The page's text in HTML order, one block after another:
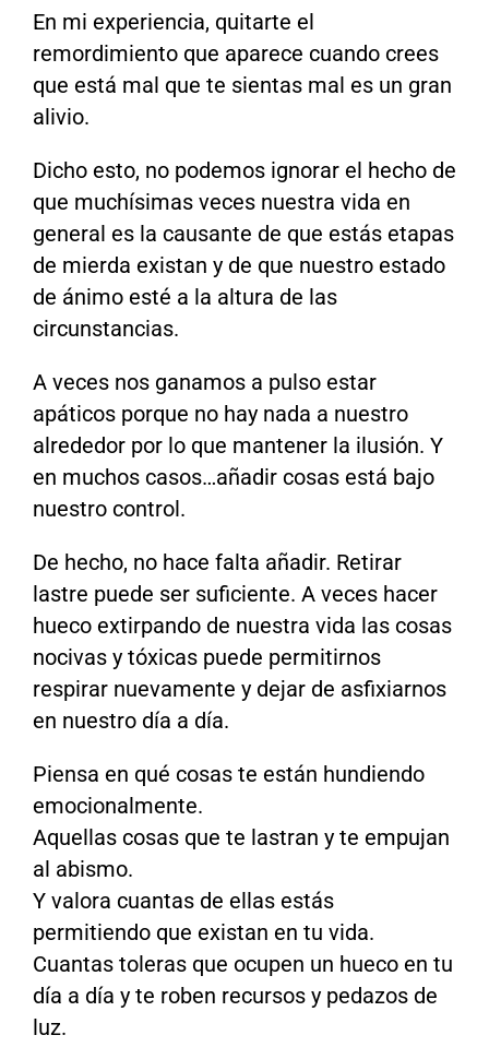
En mi experiencia, quitarte el
remordimiento que aparece cuando crees
que está mal que te sientas mal es un gran
alivio.
Dicho esto, no podemos ignorar el hecho de
que muchísimas veces nuestra vida en
general es la causante de que estás etapas
de mierda existan y de que nuestro estado
de ánimo esté a la altura de las
circunstancias.
A veces nos ganamos a pulso estar
apáticos porque no hay nada a nuestro
alrededor por lo que mantener la ilusión. Y
en muchos casos…añadir cosas está bajo
nuestro control.
De hecho, no hace falta añadir. Retirar
lastre puede ser suficiente. A veces hacer
hueco extirpando de nuestra vida las cosas
nocivas y tóxicas puede permitirnos
respirar nuevamente y dejar de asfixiarnos
en nuestro día a día.
Piensa en qué cosas te están hundiendo
emocionalmente.
Aquellas cosas que te lastran y te empujan
al abismo.
Y valora cuantas de ellas estás
permitiendo que existan en tu vida.
Cuantas toleras que ocupen un hueco en tu
día a día y te roben recursos y pedazos de
luz.